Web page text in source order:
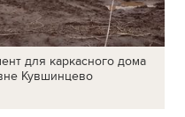
для каркасного дома
Кувшинцево